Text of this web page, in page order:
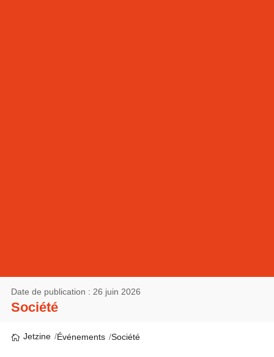
Société
Date de publication : 26 juin 2026
Jetzine Événements Société